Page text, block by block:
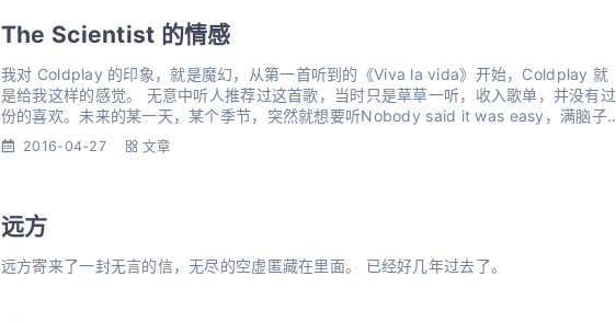
The Scientist 的情感
我对 Coldplay 的印象，就是魔幻，从第一首听到的《Viva la vida》开始，Coldplay 就
是给我这样的感觉。 无意中听人推荐过这首歌，当时只是草草一听，收入歌单，并没有过
份的喜欢。未来的某一天，某个季节，突然就想要听Nobody said it was easy，满脑子
的想要听这个旋律。就像《Viva la vida》、《Yellow》一样，它带有浓郁的 Coldplay 风
格
2016-04-27 文章
远方
远方寄来了一封无言的信，无尽的空虚匿藏在里面。 已经好几年过去了。